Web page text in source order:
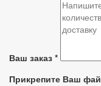
Ваш заказ *
Прикрепите Ваш